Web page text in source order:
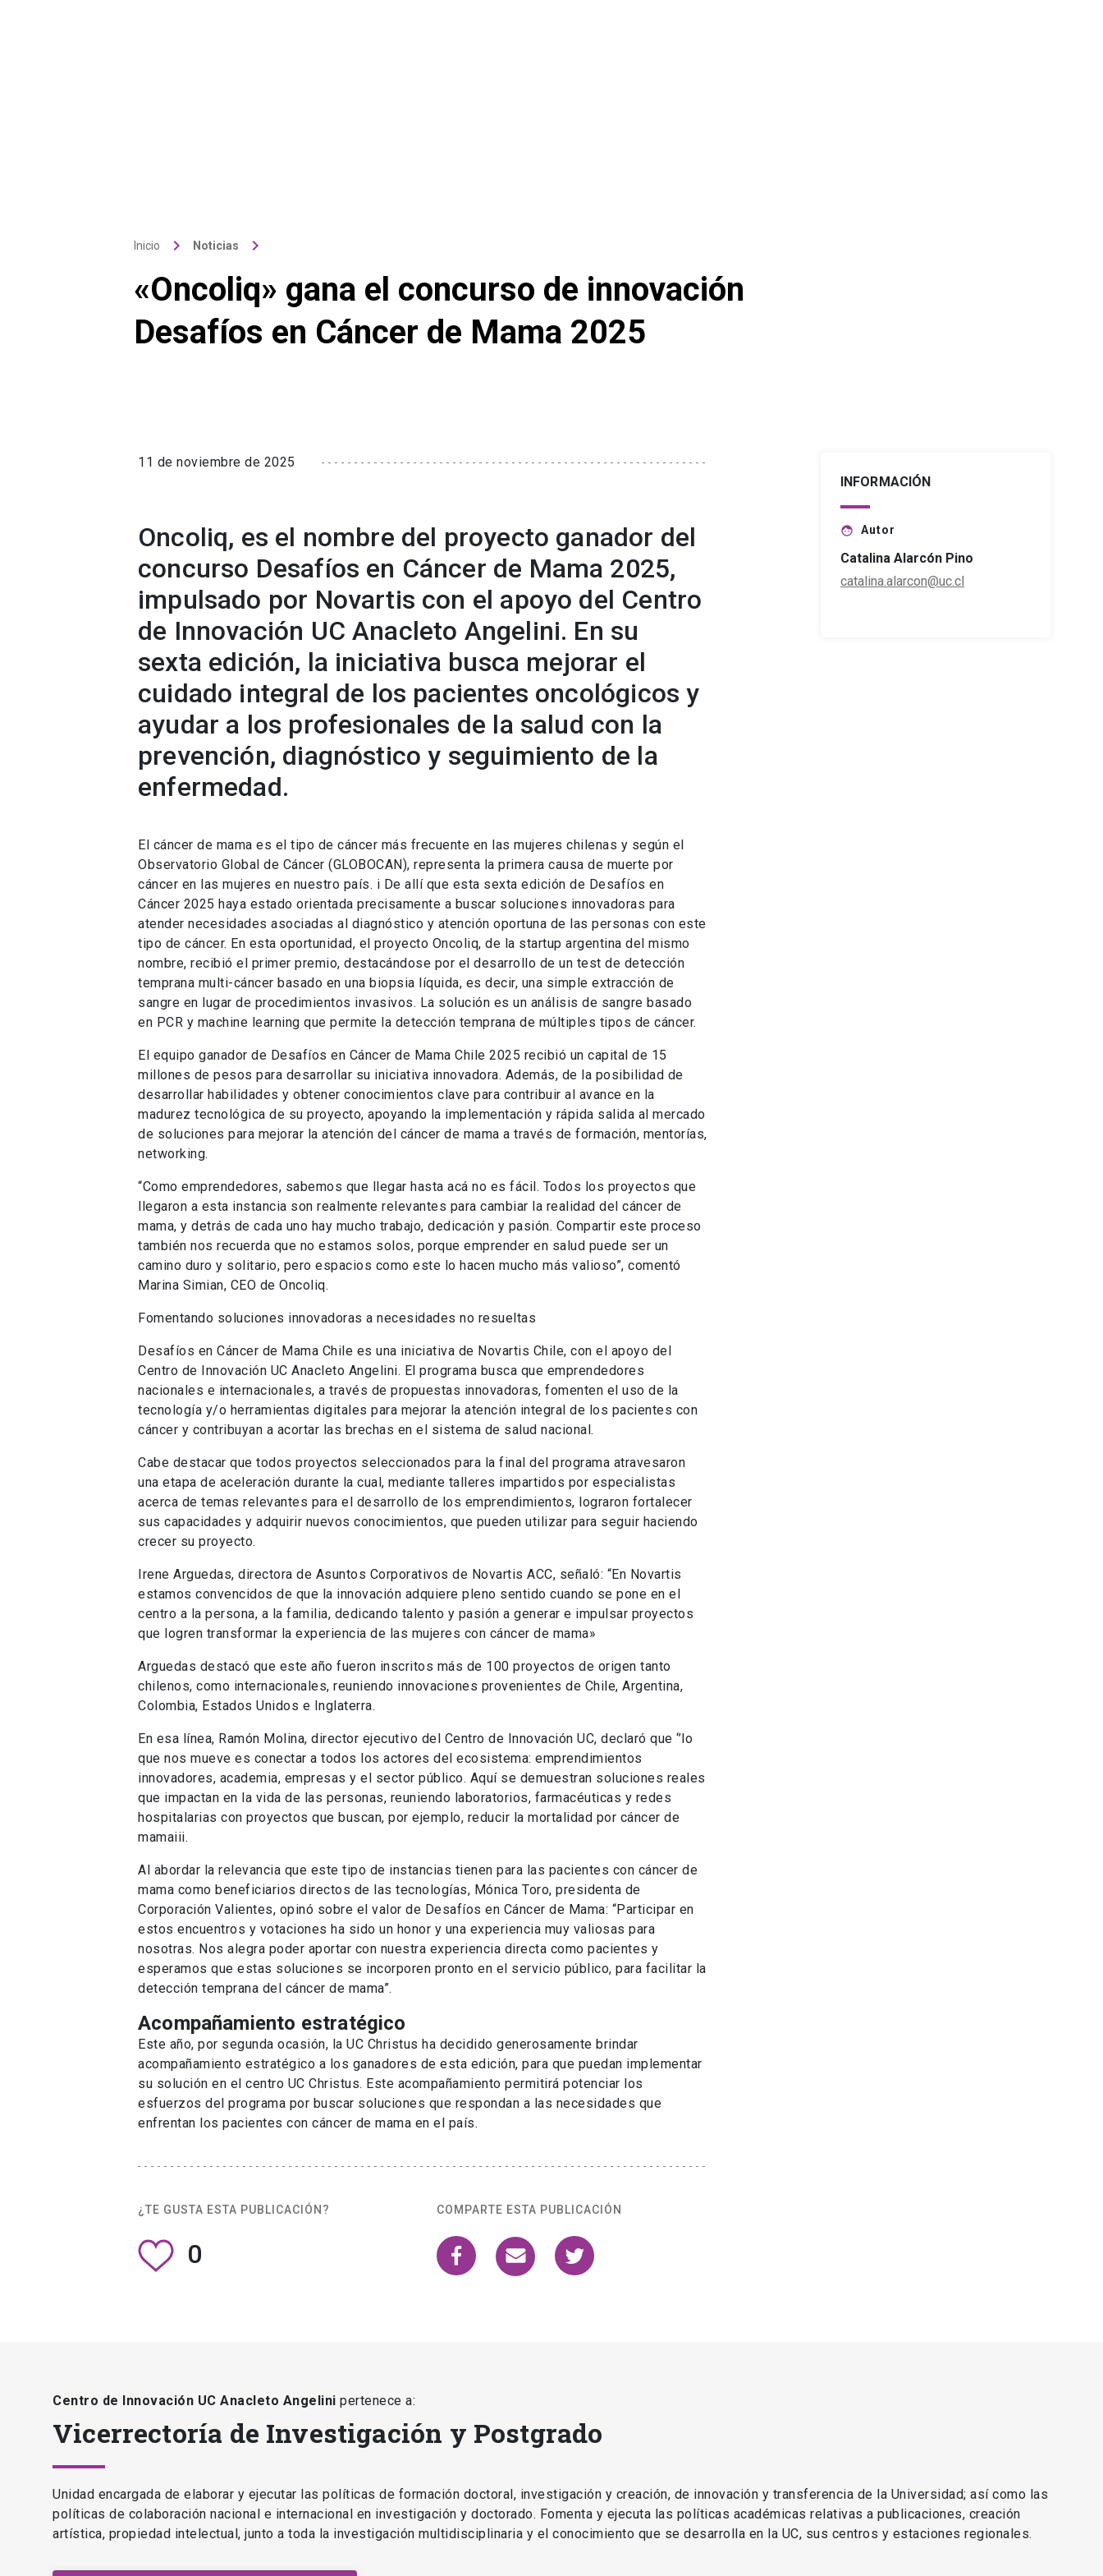
Inicio keyboard_arrow_right Noticias keyboard_arrow_right
«Oncoliq» gana el concurso de innovación
Desafíos en Cáncer de Mama 2025
11 de noviembre de 2025
Oncoliq, es el nombre del proyecto ganador del
concurso Desafíos en Cáncer de Mama 2025,
impulsado por Novartis con el apoyo del Centro
de Innovación UC Anacleto Angelini. En su
sexta edición, la iniciativa busca mejorar el
cuidado integral de los pacientes oncológicos y
ayudar a los profesionales de la salud con la
prevención, diagnóstico y seguimiento de la
enfermedad.
El cáncer de mama es el tipo de cáncer más frecuente en las mujeres chilenas y según el
Observatorio Global de Cáncer (GLOBOCAN), representa la primera causa de muerte por
cáncer en las mujeres en nuestro país. i De allí que esta sexta edición de Desafíos en
Cáncer 2025 haya estado orientada precisamente a buscar soluciones innovadoras para
atender necesidades asociadas al diagnóstico y atención oportuna de las personas con este
tipo de cáncer. En esta oportunidad, el proyecto Oncoliq, de la startup argentina del mismo
nombre, recibió el primer premio, destacándose por el desarrollo de un test de detección
temprana multi-cáncer basado en una biopsia líquida, es decir, una simple extracción de
sangre en lugar de procedimientos invasivos. La solución es un análisis de sangre basado
en PCR y machine learning que permite la detección temprana de múltiples tipos de cáncer.
El equipo ganador de Desafíos en Cáncer de Mama Chile 2025 recibió un capital de 15
millones de pesos para desarrollar su iniciativa innovadora. Además, de la posibilidad de
desarrollar habilidades y obtener conocimientos clave para contribuir al avance en la
madurez tecnológica de su proyecto, apoyando la implementación y rápida salida al mercado
de soluciones para mejorar la atención del cáncer de mama a través de formación, mentorías,
networking.
“Como emprendedores, sabemos que llegar hasta acá no es fácil. Todos los proyectos que
llegaron a esta instancia son realmente relevantes para cambiar la realidad del cáncer de
mama, y detrás de cada uno hay mucho trabajo, dedicación y pasión. Compartir este proceso
también nos recuerda que no estamos solos, porque emprender en salud puede ser un
camino duro y solitario, pero espacios como este lo hacen mucho más valioso”, comentó
Marina Simian, CEO de Oncoliq.
Fomentando soluciones innovadoras a necesidades no resueltas
Desafíos en Cáncer de Mama Chile es una iniciativa de Novartis Chile, con el apoyo del
Centro de Innovación UC Anacleto Angelini. El programa busca que emprendedores
nacionales e internacionales, a través de propuestas innovadoras, fomenten el uso de la
tecnología y/o herramientas digitales para mejorar la atención integral de los pacientes con
cáncer y contribuyan a acortar las brechas en el sistema de salud nacional.
Cabe destacar que todos proyectos seleccionados para la final del programa atravesaron
una etapa de aceleración durante la cual, mediante talleres impartidos por especialistas
acerca de temas relevantes para el desarrollo de los emprendimientos, lograron fortalecer
sus capacidades y adquirir nuevos conocimientos, que pueden utilizar para seguir haciendo
crecer su proyecto.
Irene Arguedas, directora de Asuntos Corporativos de Novartis ACC, señaló: “En Novartis
estamos convencidos de que la innovación adquiere pleno sentido cuando se pone en el
centro a la persona, a la familia, dedicando talento y pasión a generar e impulsar proyectos
que logren transformar la experiencia de las mujeres con cáncer de mama»
Arguedas destacó que este año fueron inscritos más de 100 proyectos de origen tanto
chilenos, como internacionales, reuniendo innovaciones provenientes de Chile, Argentina,
Colombia, Estados Unidos e Inglaterra.
En esa línea, Ramón Molina, director ejecutivo del Centro de Innovación UC, declaró que ‘’lo
que nos mueve es conectar a todos los actores del ecosistema: emprendimientos
innovadores, academia, empresas y el sector público. Aquí se demuestran soluciones reales
que impactan en la vida de las personas, reuniendo laboratorios, farmacéuticas y redes
hospitalarias con proyectos que buscan, por ejemplo, reducir la mortalidad por cáncer de
mamaiii.
Al abordar la relevancia que este tipo de instancias tienen para las pacientes con cáncer de
mama como beneficiarios directos de las tecnologías, Mónica Toro, presidenta de
Corporación Valientes, opinó sobre el valor de Desafíos en Cáncer de Mama: “Participar en
estos encuentros y votaciones ha sido un honor y una experiencia muy valiosas para
nosotras. Nos alegra poder aportar con nuestra experiencia directa como pacientes y
esperamos que estas soluciones se incorporen pronto en el servicio público, para facilitar la
detección temprana del cáncer de mama”.
Acompañamiento estratégico
Este año, por segunda ocasión, la UC Christus ha decidido generosamente brindar
acompañamiento estratégico a los ganadores de esta edición, para que puedan implementar
su solución en el centro UC Christus. Este acompañamiento permitirá potenciar los
esfuerzos del programa por buscar soluciones que respondan a las necesidades que
enfrentan los pacientes con cáncer de mama en el país.
¿TE GUSTA ESTA PUBLICACIÓN?
0
COMPARTE ESTA PUBLICACIÓN
INFORMACIÓN
face Autor
Catalina Alarcón Pino
catalina.alarcon@uc.cl
Centro de Innovación UC Anacleto Angelini pertenece a:
Vicerrectoría de Investigación y Postgrado
Unidad encargada de elaborar y ejecutar las políticas de formación doctoral, investigación y creación, de innovación y transferencia de la Universidad; así como las
políticas de colaboración nacional e internacional en investigación y doctorado. Fomenta y ejecuta las políticas académicas relativas a publicaciones, creación
artística, propiedad intelectual, junto a toda la investigación multidisciplinaria y el conocimiento que se desarrolla en la UC, sus centros y estaciones regionales.